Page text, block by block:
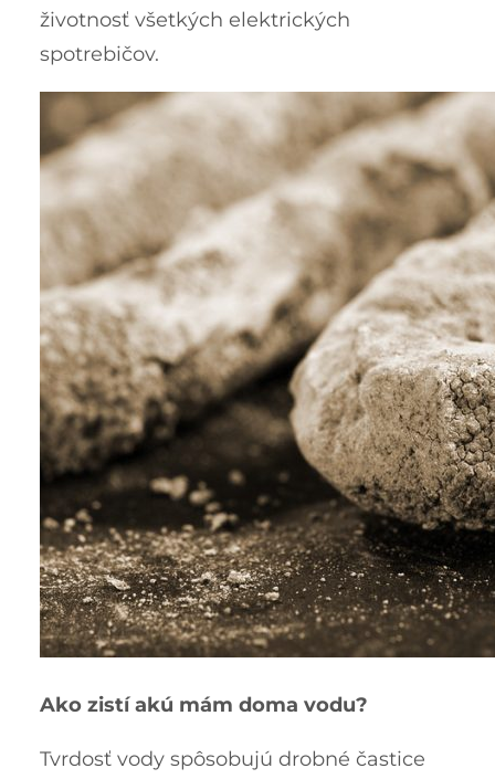
životnosť všetkých elektrických
spotrebičov.
Ako zistí akú mám doma vodu?
Tvrdosť vody spôsobujú drobné častice